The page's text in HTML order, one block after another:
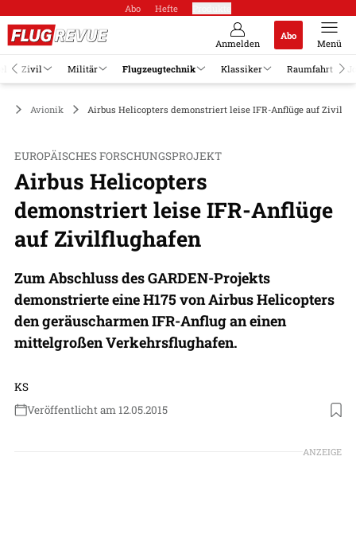
Abo Hefte
Anmelden
Abo
Menü
Zivil Militär Flugzeugtechnik Klassiker Raumfahrt
Avionik Airbus Helicopters demonstriert leise IFR-Anflüge auf
EUROPÄISCHES FORSCHUNGSPROJEKT
Airbus Helicopters
demonstriert leise IFR-Anflüge
auf Zivilflughafen
Zum Abschluss des GARDEN-Projekts
demonstrierte eine H175 von Airbus Helicopters
den geräuscharmen IFR-Anflug an einen
mittelgroßen Verkehrsflughafen.
KS
Veröffentlicht am 12.05.2015
ANZEIGE